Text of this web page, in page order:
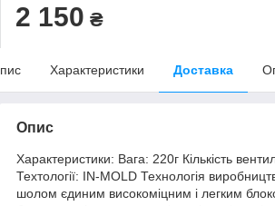
2 150 ₴
Характеристики Доставка
Опис
Характеристики: Вага: 220г Кількість
Техтології: IN-MOLD Технологія
шолом єдиним високоміцним і легким